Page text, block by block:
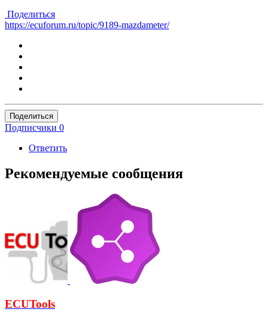
Поделиться
https://ecuforum.ru/topic/9189-mazdameter/
Поделиться
Подписчики 0
Ответить
Рекомендуемые сообщения
ECUTools